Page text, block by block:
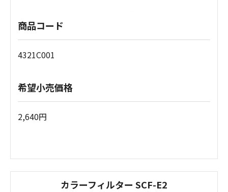
商品コード
4321C001
希望小売価格
2,640円
カラーフィルター SCF-E2